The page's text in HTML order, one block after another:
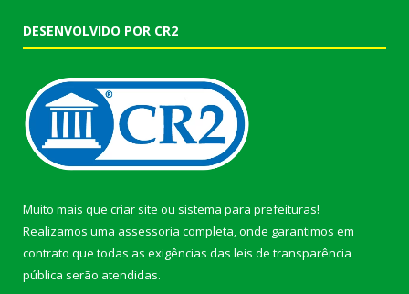
DESENVOLVIDO POR CR2
Muito mais que criar site ou sistema para prefeituras!
Realizamos uma assessoria completa, onde garantimos em
contrato que todas as exigências das leis de transparência
pública serão atendidas.